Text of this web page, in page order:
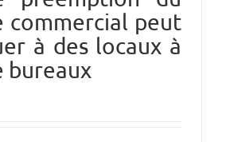
commercial peut
à des locaux à
bureaux